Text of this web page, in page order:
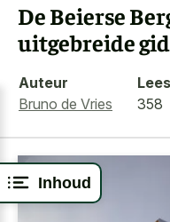
Inhoud
De Beierse
uitgebreide
Auteur
Bruno de Vries
358